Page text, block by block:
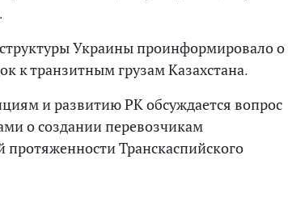
Украины проинформировало о
к транзитным грузам Казахстана.
и развитию РК обсуждается вопрос
о создании перевозчикам
Транскаспийского